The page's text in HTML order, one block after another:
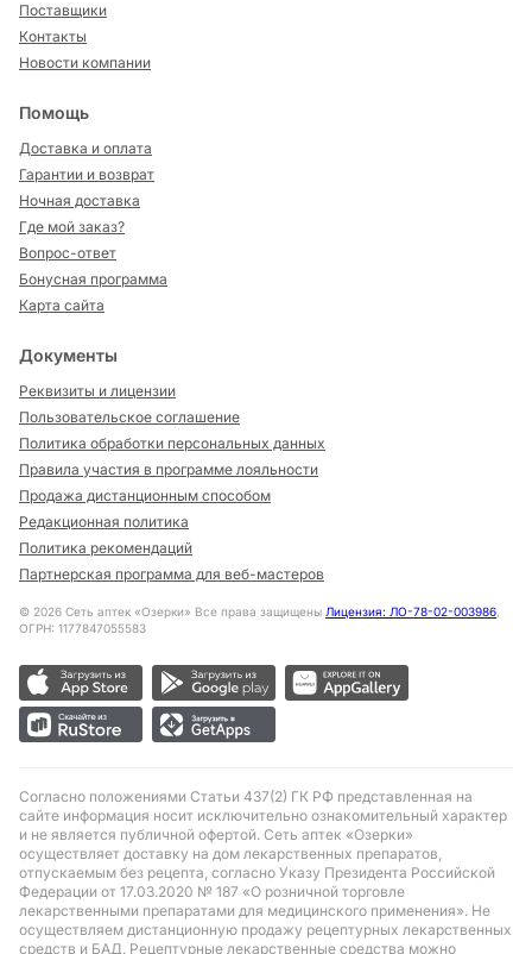
Поставщики
Контакты
Новости компании
Помощь
Доставка и оплата
Гарантии и возврат
Ночная доставка
Где мой заказ?
Вопрос-ответ
Бонусная программа
Карта сайта
Документы
Реквизиты и лицензии
Пользовательское соглашение
Политика обработки персональных данных
Правила участия в программе лояльности
Продажа дистанционным способом
Редакционная политика
Политика рекомендаций
Партнерская программа для веб-мастеров
© 2026 Сеть аптек «Озерки» Все права защищены Лицензия: ЛО-78-02-003986,
ОГРН: 1177847055583
Согласно положениями Статьи 437(2) ГК РФ представленная на
сайте информация носит исключительно ознакомительный характер
и не является публичной офертой. Сеть аптек «Озерки»
осуществляет доставку на дом лекарственных препаратов,
отпускаемым без рецепта, согласно Указу Президента Российской
Федерации от 17.03.2020 № 187 «О розничной торговле
лекарственными препаратами для медицинского применения». Не
осуществляем дистанционную продажу рецептурных лекарственных
средств и БАД. Рецептурные лекарственные средства можно